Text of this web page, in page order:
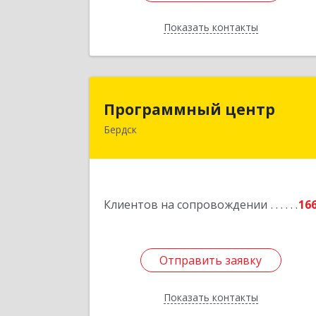
Показать контакты
Назад
Программный центр
Бердск
Клиентов на сопровождении
Отправить заявку
Показать контакты
Программный центр
633004, Новосибирская обл, Бердск г,
Отправить заявку
Назад